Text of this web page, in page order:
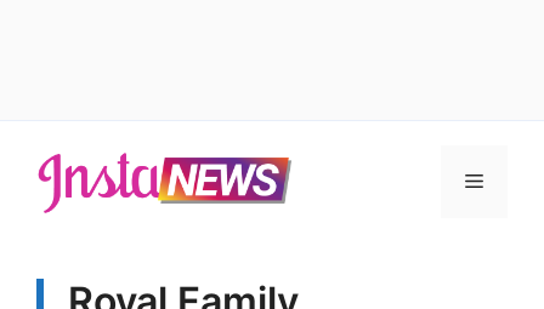
contenuto
Menu